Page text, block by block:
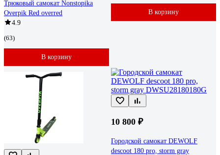
Трюковый самокат Nonstopika
Overpik Red overred
4.9
(63)
В корзину
В корзину
10 800 ₽
Городской самокат DEWOLF
descoot 180 pro, storm gray